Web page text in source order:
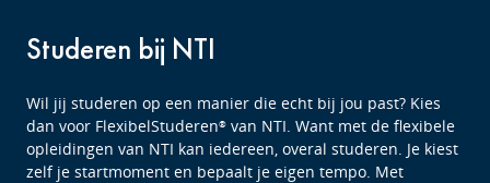
Studeren bij NTI
Wil jij studeren op een manier die echt bij jou past? Kies
dan voor FlexibelStuderen® van NTI. Want met de flexibele
opleidingen van NTI kan iedereen, overal studeren. Je kiest
zelf je startmoment en bepaalt je eigen tempo. Met